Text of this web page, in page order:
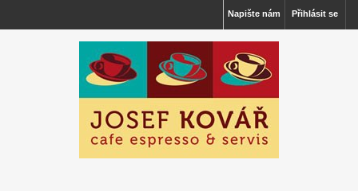
Přihlásit se
Napište nám